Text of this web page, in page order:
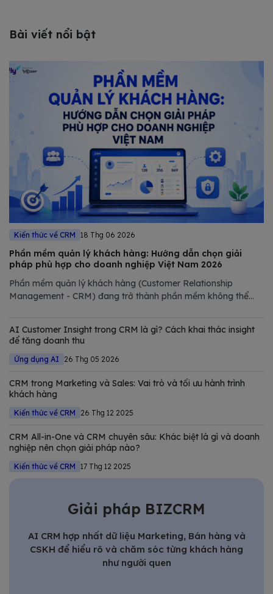
Bài viết nổi bật
Kiến thức về CRM 18 Thg 06 2026
Phần mềm quản lý khách hàng: Hướng dẫn chọn giải
pháp phù hợp cho doanh nghiệp Việt Nam 2026
Phần mềm quản lý khách hàng (Customer Relationship
Management - CRM) đang trở thành phần mềm không thể
Trong bài viết này, Bizfly tổng hợp và phân tích chi tiết các
giải pháp CRM tốt nhất
AI Customer Insight trong CRM là gì? Cách khai thác insight
để tăng doanh thu
Ứng dụng AI 26 Thg 05 2026
CRM trong Marketing và Sales: Vai trò và tối ưu hành trình
khách hàng
Kiến thức về CRM 26 Thg 12 2025
CRM All-in-One và CRM chuyên sâu: Khác biệt là gì và doanh
nghiệp nên chọn giải pháp nào?
Kiến thức về CRM 17 Thg 12 2025
Giải pháp BIZCRM
AI CRM hợp nhất dữ liệu Marketing, Bán hàng và
CSKH để hiểu rõ và chăm sóc từng khách hàng
như người quen